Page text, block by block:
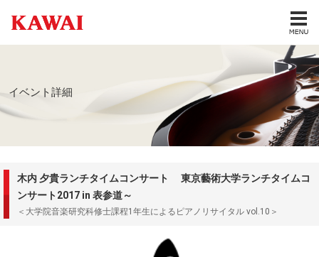
イベント詳細
木内 夕貴ランチタイムコンサート 東京藝術大学ランチタイムコ
ンサート2017 in 表参道～
＜大学院音楽研究科修士課程1年生によるピアノリサイタル vol.10＞